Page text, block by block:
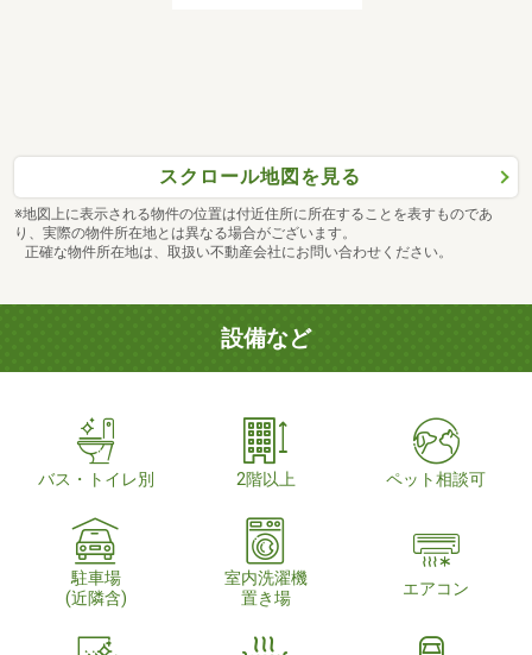
スクロール地図を見る
※地図上に表示される物件の位置は付近住所に所在することを表すものであ
り、実際の物件所在地とは異なる場合がございます。
正確な物件所在地は、取扱い不動産会社にお問い合わせください。
設備など
バス・トイレ別 2階以上 ペット相談可
駐車場
(近隣含)
室内洗濯機
置き場
エアコン